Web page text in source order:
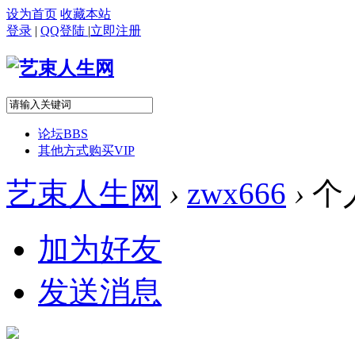
设为首页 收藏本站
登录 | QQ登陆 |立即注册
论坛BBS
其他方式购买VIP
艺束人生网 › zwx666 › 个
加为好友
发送消息